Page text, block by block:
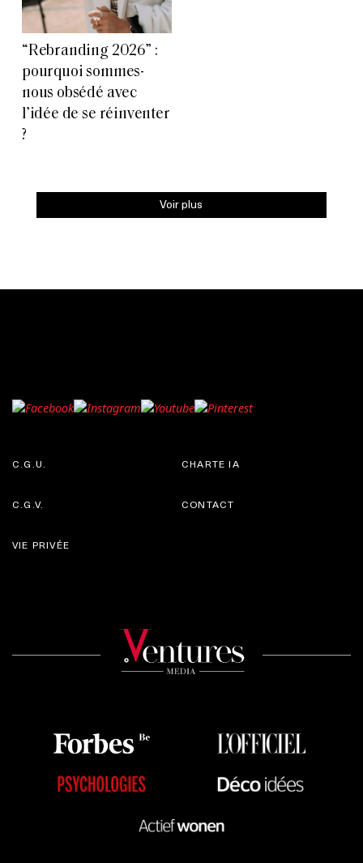
“Rebranding 2026” :
pourquoi sommes-
nous obsédé avec
l’idée de se réinventer
?
Voir plus
C.G.U.
C.G.V.
CHARTE IA
CONTACT
VIE PRIVÉE